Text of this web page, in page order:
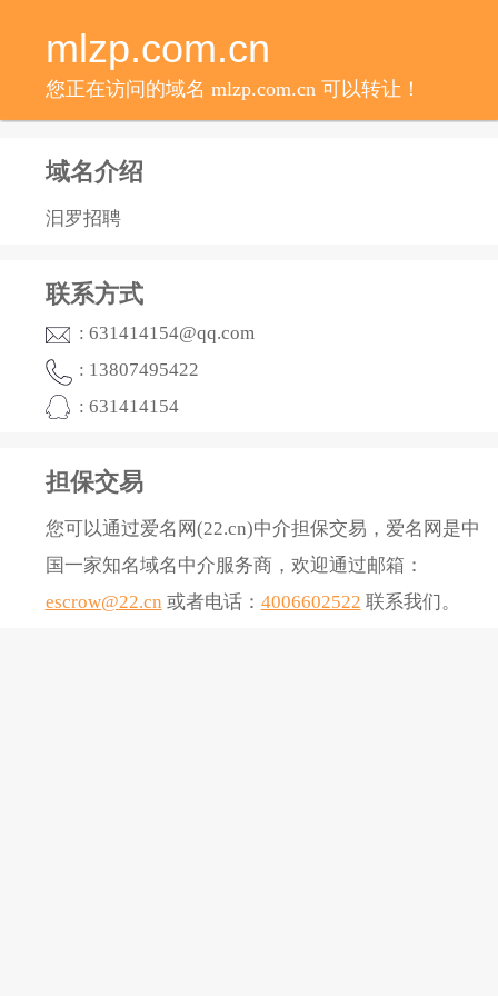
mlzp.com.cn
您正在访问的域名 mlzp.com.cn 可以转让！
域名介绍
汩罗招聘
联系方式
: 631414154@qq.com
: 13807495422
: 631414154
担保交易
您可以通过爱名网(22.cn)中介担保交易，爱名网是中
国一家知名域名中介服务商，欢迎通过邮箱：
escrow@22.cn 或者电话： 4006602522 联系我们。